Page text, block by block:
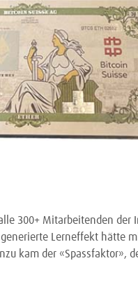
300+ Mitarbeitenden der
Lerneffekt hätte
kam der «Spassfaktor»,